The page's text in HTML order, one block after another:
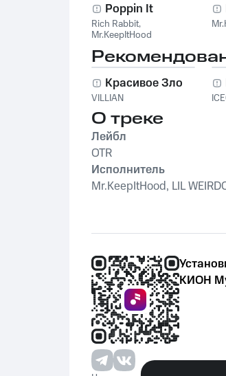
Poppin It
Rich Rabbit,
Mr.KeepItHood
Красивое Зло
VILLIAN
О треке
Лейбл
OTR
Исполнитель
Mr.KeepItHood, LIL
КИОН